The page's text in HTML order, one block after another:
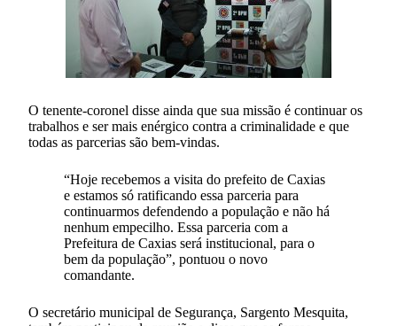
O tenente-coronel disse ainda que sua missão é continuar os
trabalhos e ser mais enérgico contra a criminalidade e que
todas as parcerias são bem-vindas.
“Hoje recebemos a visita do prefeito de Caxias
e estamos só ratificando essa parceria para
continuarmos defendendo a população e não há
nenhum empecilho. Essa parceria com a
Prefeitura de Caxias será institucional, para o
bem da população”, pontuou o novo
comandante.
O secretário municipal de Segurança, Sargento Mesquita,